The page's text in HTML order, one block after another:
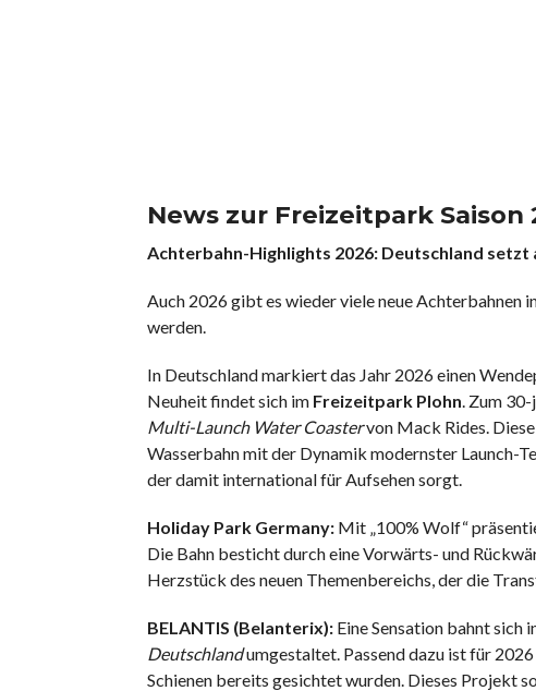
News zur Freizeitpark Saison
Achterbahn-Highlights 2026: Deutschland setzt
Auch 2026 gibt es wieder viele neue
werden.
In Deutschland markiert das Jahr 2026 einen
Neuheit findet sich im Freizeitpark Plohn. Zum
Multi-Launch Water Coastervon Mack Rides.
Wasserbahn mit der Dynamik modernster Launch-
der damit international für Aufsehen sorgt.
Holiday Park Germany:Mit „100% Wolf“
Die Bahn besticht durch eine Vorwärts- und
Herzstück des neuen Themenbereichs, der die
BELANTIS (Belanterix):Eine Sensation bahnt sich
Deutschlandumgestaltet. Passend dazu ist für 2026
Schienen bereits gesichtet wurden. Dieses Projekt